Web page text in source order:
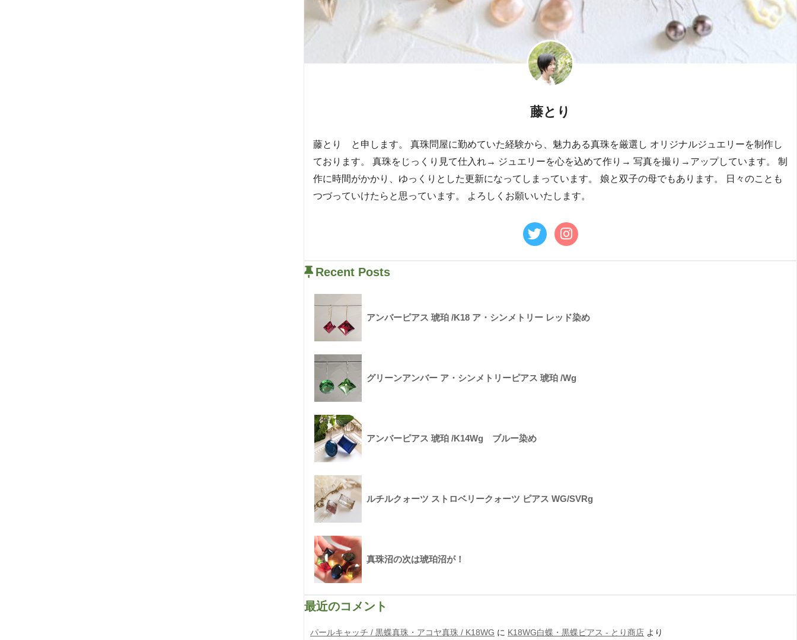
藤とり
藤とり と申します。 真珠問屋に勤めていた経験から、魅力ある真珠を厳選し オリジナルジュエリーを制作し
ております。 真珠をじっくり見て仕入れ→ ジュエリーを心を込めて作り→ 写真を撮り→アップしています。 制
作に時間がかかり、ゆっくりとした更新になってしまっています。 娘と双子の母でもあります。 日々のことも
つづっていけたらと思っています。 よろしくお願いいたします。
Recent Posts
アンバーピアス 琥珀 /K18 ア・シンメトリー レッド染め
グリーンアンバー ア・シンメトリーピアス 琥珀 /Wg
アンバーピアス 琥珀 /K14Wg ブルー染め
ルチルクォーツ ストロベリークォーツ ピアス WG/SVRg
真珠沼の次は琥珀沼が！
最近のコメント
パールキャッチ / 黒蝶真珠・アコヤ真珠 / K18WG に K18WG白蝶・黒蝶ピアス - とり商店 より